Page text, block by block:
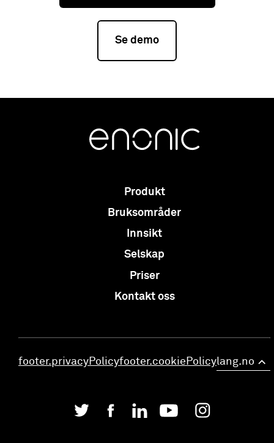
Se demo
Produkt
Bruksområder
Innsikt
Selskap
Priser
Kontakt oss
footer.privacyPolicyfooter.cookiePolicylang.no >